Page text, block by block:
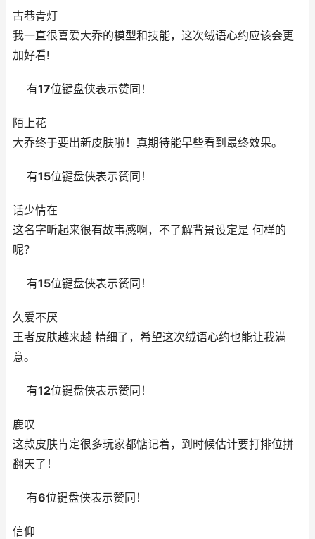
古巷青灯
我一直很喜爱大乔的模型和技能，这次绒语心约应该会更
加好看!
有17位键盘侠表示赞同！
陌上花
大乔终于要出新皮肤啦！真期待能早些看到最终效果。
有15位键盘侠表示赞同！
话少情在
这名字听起来很有故事感啊，不了解背景设定是 何样的
呢？
有15位键盘侠表示赞同！
久爱不厌
王者皮肤越来越 精细了，希望这次绒语心约也能让我满
意。
有12位键盘侠表示赞同！
鹿叹
这款皮肤肯定很多玩家都惦记着，到时候估计要打排位拼
翻天了！
有6位键盘侠表示赞同！
信仰